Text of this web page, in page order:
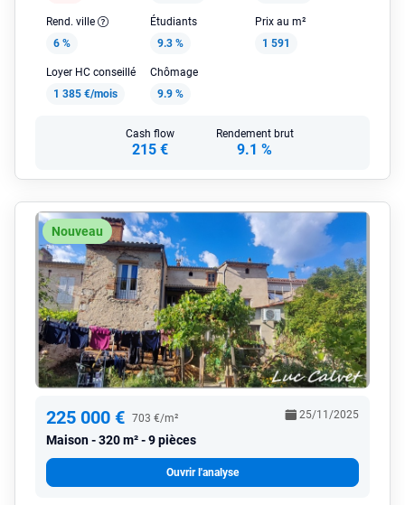
Rend. ville
6 %
Étudiants
9.3 %
Prix au m²
1 591
Loyer HC conseillé
1 385 €/mois
Chômage
9.9 %
Cash flow
215 €
Rendement brut
9.1 %
Nouveau
225 000 € 703 €/m²
Maison 320 m² - 9 pièces
25/11/2025
Ouvrir l'analyse